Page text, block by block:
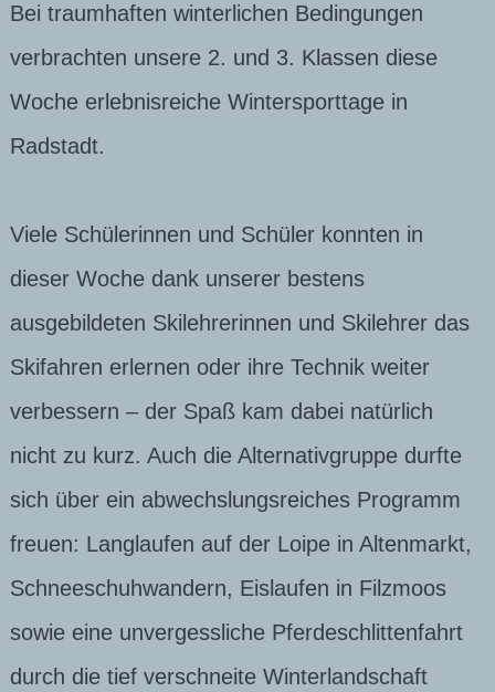
Bei traumhaften winterlichen Bedingungen
verbrachten unsere 2. und 3. Klassen diese
Woche erlebnisreiche Wintersporttage in
Radstadt.
Viele Schülerinnen und Schüler konnten in
dieser Woche dank unserer bestens
ausgebildeten Skilehrerinnen und Skilehrer das
Skifahren erlernen oder ihre Technik weiter
verbessern – der Spaß kam dabei natürlich
nicht zu kurz. Auch die Alternativgruppe durfte
sich über ein abwechslungsreiches Programm
freuen: Langlaufen auf der Loipe in Altenmarkt,
Schneeschuhwandern, Eislaufen in Filzmoos
sowie eine unvergessliche Pferdeschlittenfahrt
durch die tief verschneite Winterlandschaft